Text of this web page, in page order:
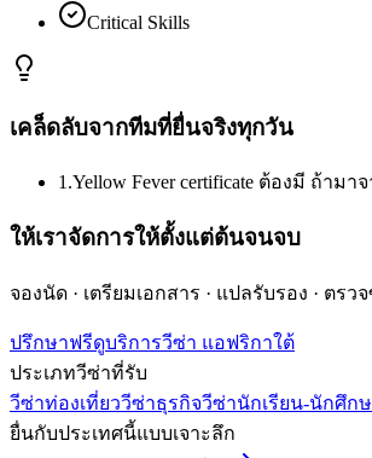
Critical Skills
เคล็ดลับจากทีมที่ยื่นจริงทุกวัน
1 .Yellow Fever certificate ต้องมี ถ้ามา
ให้เราจัดการให้ตั้งแต่ต้นจนจบ
จองนัด · เตรียมเอกสาร · แปลรับรอง · ตร
ปรึกษาฟรีดูบริการวีซ่า แอฟริกาใต้
ประเภทวีซ่าที่รับ
วีซ่าท่องเที่ยววีซ่าธุรกิจวีซ่านักเรียน-นักศึก
ยื่นกับประเทศนี้แบบเจาะลึก